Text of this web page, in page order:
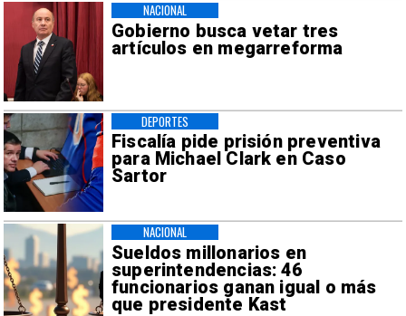
Gobierno busca vetar tres
artículos en megarreforma
NACIONAL
Fiscalía pide prisión preventiva
para Michael Clark en Caso
Sartor
DEPORTES
Sueldos millonarios en
superintendencias: 46
funcionarios ganan igual o más
que presidente Kast
NACIONAL